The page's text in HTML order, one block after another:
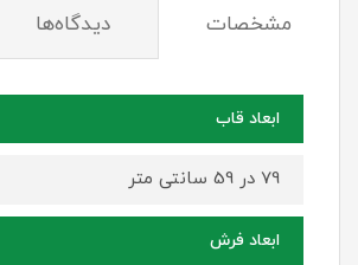
مشخصات دیدگاه‌ها
ابعاد قاب
79 در 59 سانتی متر
ابعاد فرش